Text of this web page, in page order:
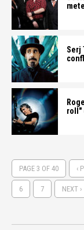
Serj
roll"
PAGE 3 OF 40 ‹
6 7 NEXT ›